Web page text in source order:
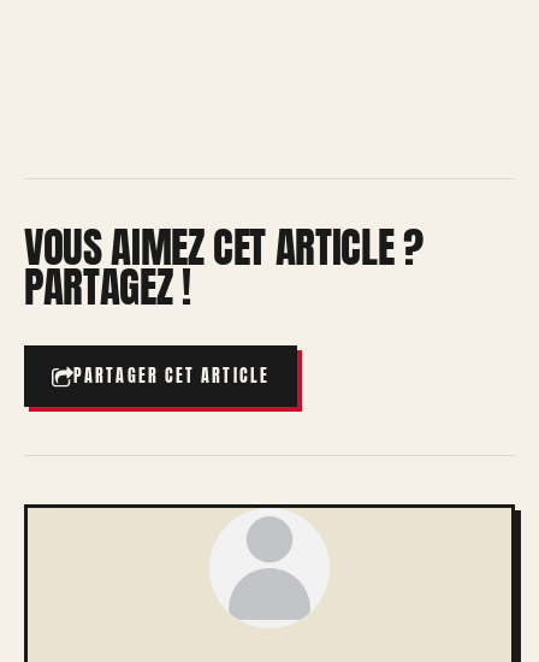
VOUS AIMEZ CET ARTICLE ?
PARTAGEZ !
PARTAGER CET ARTICLE